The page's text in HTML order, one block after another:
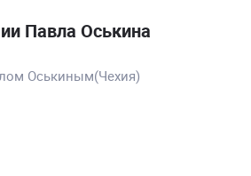
Павла Оськина
Оськиным(Чехия)